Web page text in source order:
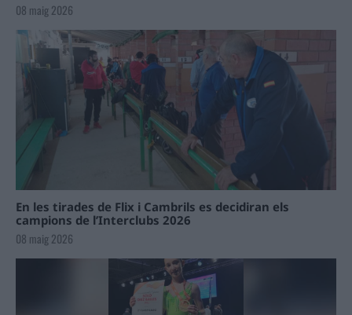
08 maig 2026
En les tirades de Flix i Cambrils es decidiran els
campions de l’Interclubs 2026
08 maig 2026